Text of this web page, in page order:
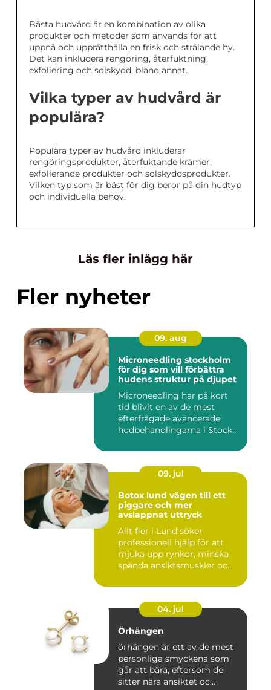
Bästa hudvård är en kombination av olika
produkter och metoder som används för att
uppnå och upprätthålla en frisk och strålande hy.
Det kan inkludera rengöring, återfuktning,
exfoliering och solskydd, bland annat.
Vilka typer av hudvård är
populära?
Populära typer av hudvård inkluderar
rengöringsprodukter, återfuktande krämer,
exfolierande produkter och solskyddsprodukter.
Vilken typ som är bäst för dig beror på din hudtyp
och individuella behov.
Läs fler inlägg här
Fler nyheter
09. aug
Microneedling stockholm
för dig som vill förbättra
hudens struktur på djupet
Microneedling har på kort
tid blivit en av de mest
efterfrågade avancerade
hudbehandlingarna i Stock...
09. jul
Botox lund vägen till ett
piggare och mer
avslappnat uttryck
Allt fler i Lund söker
professionell hjälp för att
mjuka upp rynkor, minska
spända ansiktsmuskler oc...
04. jul
Örhängen
örhängen är ett av de mest
personliga smyckena som
går att bära, eftersom de
sitter nära ansiktet oc...